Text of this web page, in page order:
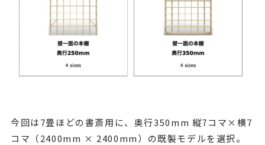
今回は7畳ほどの書斎用に、奥行350mm 縦7コマ×横7
コマ（2400mm × 2400mm）の既製モデルを選択。